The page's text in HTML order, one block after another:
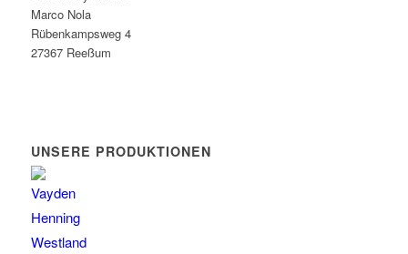
Marco Nola
Rübenkampsweg 4
27367 Reeßum
UNSERE PRODUKTIONEN